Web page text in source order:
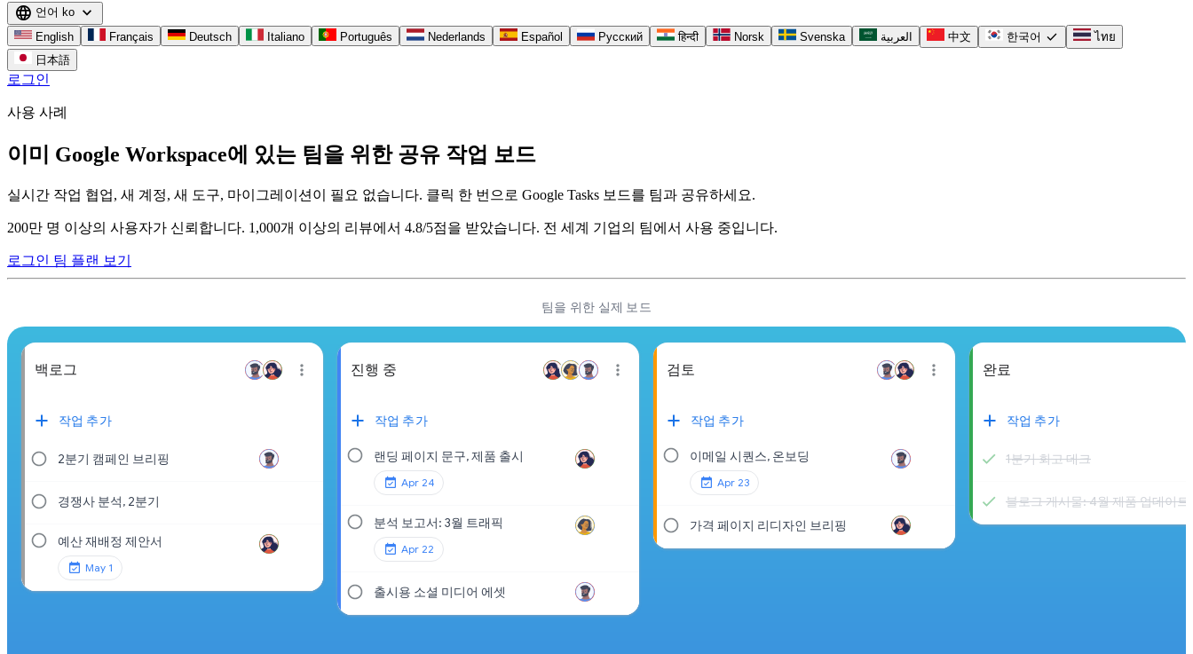
language 언어 ko expand_more
English Français Deutsch Italiano Português Nederlands Español Русский हिन्दी Norsk Svenska العربية 中文 한국어 check
ไทย
日本語
로그인
사용 사례
이미 Google Workspace에 있는 팀을 위한 공유 작업 보드
실시간 작업 협업, 새 계정, 새 도구, 마이그레이션이 필요 없습니다. 클릭 한 번으로 Google Tasks 보드를 팀과 공유하세요.
200만 명 이상의 사용자가 신뢰합니다. 1,000개 이상의 리뷰에서 4.8/5점을 받았습니다. 전 세계 기업의 팀에서 사용 중입니다.
로그인 팀 플랜 보기
팀을 위한 실제 보드
백로그
작업 추가
2분기 캠페인 브리핑
경쟁사 분석, 2분기
예산 재배정 제안서
May 1
진행 중
작업 추가
랜딩 페이지 문구, 제품 출시
Apr 24
분석 보고서: 3월 트래픽
Apr 22
출시용 소셜 미디어 에셋
검토
작업 추가
이메일 시퀀스, 온보딩
Apr 23
가격 페이지 리디자인 브리핑
완료
작업 추가
1분기 회고 데크
블로그 게시물: 4월 제품 업데이트